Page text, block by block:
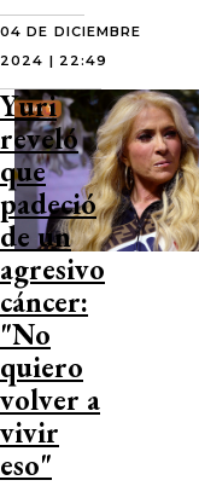
04 DE DICIEMBRE
2024 | 22:49
Yuri
reveló
que
padeció
de un
agresivo
cáncer:
"No
quiero
volver a
vivir
eso"